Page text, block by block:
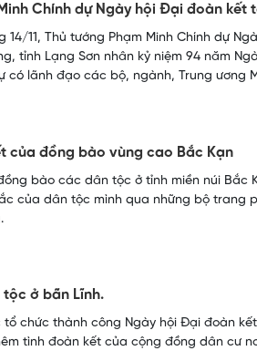
Chính dự Ngày hội Đại đoàn kết
14/11, Thủ tướng Phạm Minh Chính dự
tỉnh Lạng Sơn nhân kỷ niệm 94 năm
có lãnh đạo các bộ, ngành, Trung ương
của đồng bào vùng cao Bắc Kạn
đồng bào các dân tộc ở tỉnh miền núi
của dân tộc mình qua những bộ trang
ở bãn Lĩnh.
tổ chức thành công Ngày hội Đại đoàn
tình đoàn kết của cộng đồng dân cư